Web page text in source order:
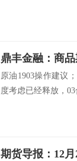
鼎丰金融：商
原油1903操作建议
度考虑已经释放，
期货导报：12